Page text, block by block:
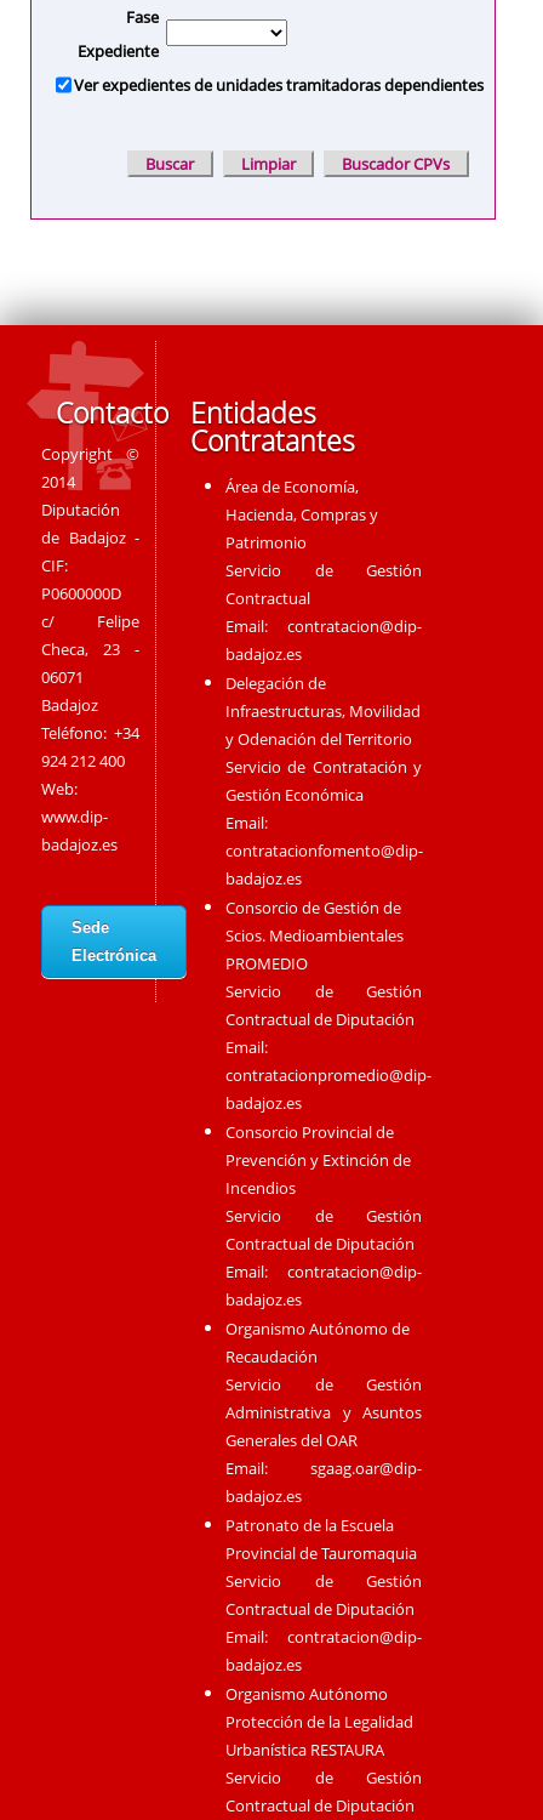
Fase
Expediente
Ver expedientes de unidades tramitadoras dependientes
Contacto
Copyright ©
2014
Diputación
de Badajoz -
CIF:
P0600000D
c/ Felipe
Checa, 23 -
06071
Badajoz
Teléfono: +34
924 212 400
Web:
www.dip-
badajoz.es
Sede
Electrónica
Entidades
Contratantes
Área de Economía,
Hacienda, Compras y
Patrimonio
Servicio de Gestión
Contractual
Email:contratacion@dip-
badajoz.es
Delegación de
Infraestructuras, Movilidad
y Odenación del Territorio
Servicio de Contratación y
Gestión Económica
Email:
contratacionfomento@dip-
badajoz.es
Consorcio de Gestión de
Scios. Medioambientales
PROMEDIO
Servicio de Gestión
Contractual de Diputación
Email:
contratacionpromedio@dip-
badajoz.es
Consorcio Provincial de
Prevención y Extinción de
Incendios
Servicio de Gestión
Contractual de Diputación
Email:contratacion@dip-
badajoz.es
Organismo Autónomo de
Recaudación
Servicio de Gestión
Administrativa y Asuntos
Generales del OAR
Email:sgaag.oar@dip-
badajoz.es
Patronato de la Escuela
Provincial de Tauromaquia
Servicio de Gestión
Contractual de Diputación
Email:contratacion@dip-
badajoz.es
Organismo Autónomo
Protección de la Legalidad
Urbanística RESTAURA
Servicio de Gestión
Contractual de Diputación